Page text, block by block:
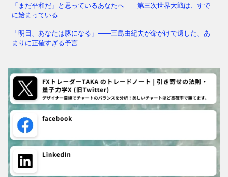
「まだ平和だ」と思っているあなたへ——第三次世界大戦は、すで
に始まっている
「明日、あなたは豚になる」——三島由紀夫が命がけで遺した、あ
まりに正確すぎる予言